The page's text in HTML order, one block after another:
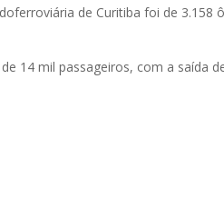
de Curitiba foi de 3.158
14 mil passageiros, com a saída